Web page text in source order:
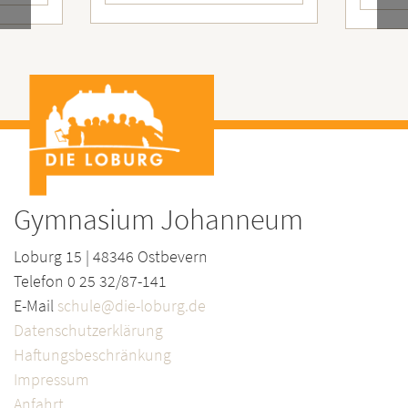
Gymnasium Johanneum
Loburg 15 | 48346 Ostbevern
Telefon 0 25 32/87-141
E-Mail schule@die-loburg.de
Datenschutzerklärung
Haftungsbeschränkung
Impressum